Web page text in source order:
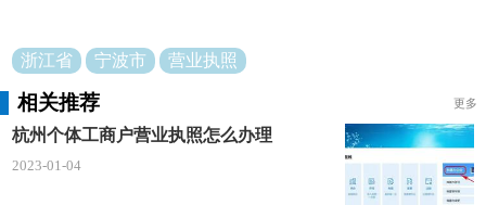
浙江省 宁波市 营业执照
相关推荐 更多
杭州个体工商户营业执照怎么办理
2023-01-04